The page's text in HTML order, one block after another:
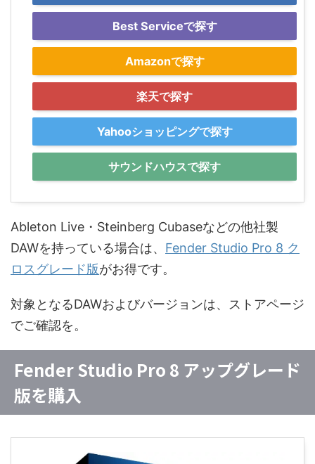
Best Serviceで探す
Amazonで探す
楽天で探す
Yahooショッピングで探す
サウンドハウスで探す
Ableton Live・Steinberg Cubaseなどの他社製
DAWを持っている場合は、 Fender Studio Pro 8 ク
ロスグレード版がお得です。
対象となるDAWおよびバージョンは、ストアページ
でご確認を。
Fender Studio Pro 8 アップグレード
版を購入